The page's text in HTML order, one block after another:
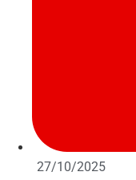
27/10/2025